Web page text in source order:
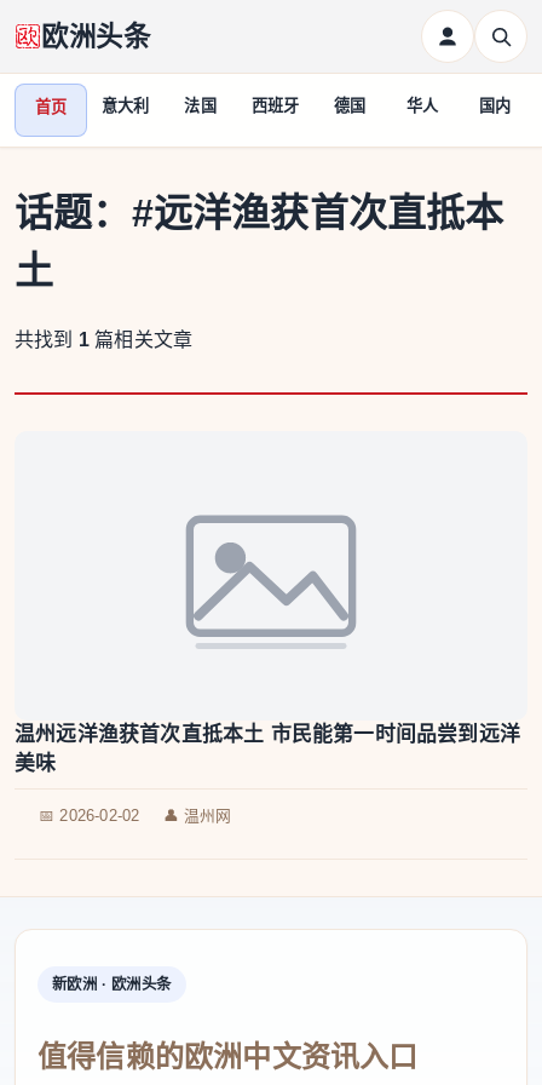
欧洲头条
首页 意大利 法国 西班牙 德国 华人 国内
话题： #远洋渔获首次直抵本
土
共找到 1 篇相关文章
温州远洋渔获首次直抵本土 市民能第一时间品尝到远洋
美味
📅 2026-02-02 👤 温州网
新欧洲 · 欧洲头条
值得信赖的欧洲中文资讯入口